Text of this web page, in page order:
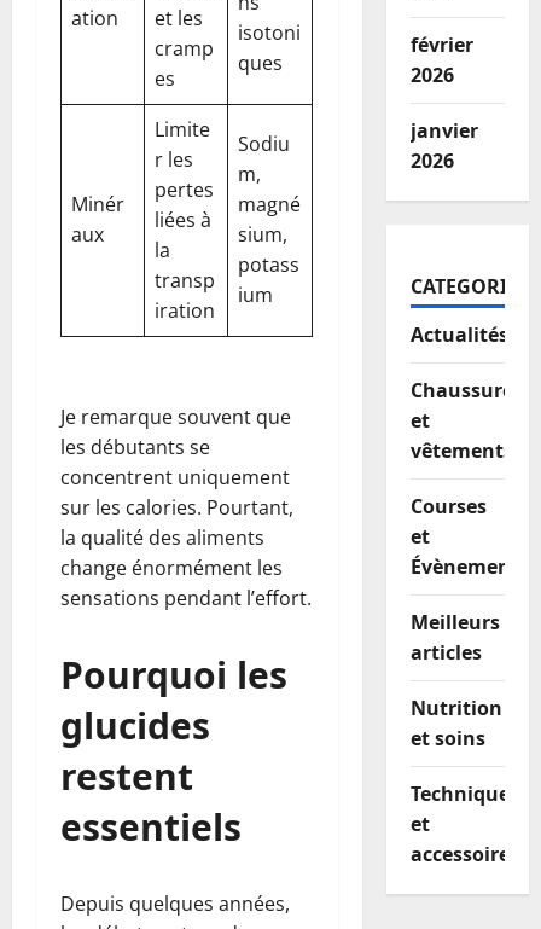
ation
et les
cramp
es
isotoni
ques
Minér
aux
Limite
r les
pertes
liées à
la
transp
iration
Sodiu
m,
magné
sium,
potass
ium
Je remarque souvent que
les débutants se
concentrent uniquement
sur les calories. Pourtant,
la qualité des aliments
change énormément les
sensations pendant l’effort.
Pourquoi les
glucides
restent
essentiels
Depuis quelques années,
février
2026
janvier
2026
CATEGORIES
Actualités
Chaussures
et
vêtements
Courses
et
Évènements
Meilleurs
articles
Nutrition
et soins
Techniques
et
accessoires